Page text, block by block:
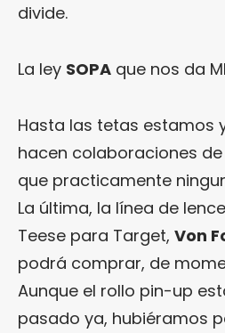
divide.
La ley SOPA que nos da
Hasta las tetas estamos
hacen colaboraciones
que practicamente
La última, la línea de
Teese para Target, Von
podrá comprar, de
Aunque el rollo pin-up
pasado ya, hubiéramos